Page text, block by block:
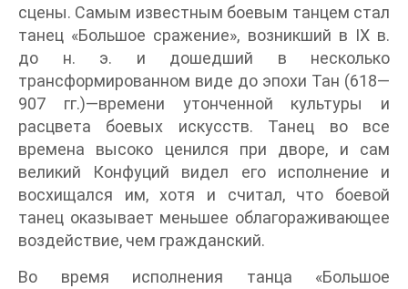
сцены. Самым известным боевым танцем стал
танец «Большое сражение», возникший в IX в.
до н. э. и дошедший в несколько
трансформированном виде до эпохи Тан (618—
907 гг.)—времени утонченной культуры и
расцвета боевых искусств. Танец во все
времена высоко ценился при дворе, и сам
великий Конфуций видел его исполнение и
восхищался им, хотя и считал, что боевой
танец оказывает меньшее облагораживающее
воздействие, чем гражданский.
Во время исполнения танца «Большое